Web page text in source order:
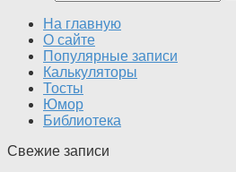
На главную
О сайте
Популярные записи
Калькуляторы
Тосты
Юмор
Библиотека
Свежие записи